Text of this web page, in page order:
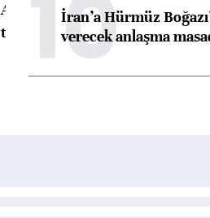
ABD'de konut başlangıçları
toparlandı
10
İran’a Hürmüz
verecek anlaşma